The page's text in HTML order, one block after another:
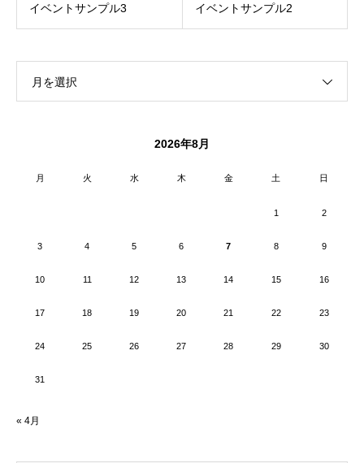
イベントサンプル3 イベントサンプル2
月を選択
2026年8月
月 火 水 木 金 土 日
1 2
3 4 5 6 7 8 9
10 11 12 13 14 15 16
17 18 19 20 21 22 23
24 25 26 27 28 29 30
31
« 4月